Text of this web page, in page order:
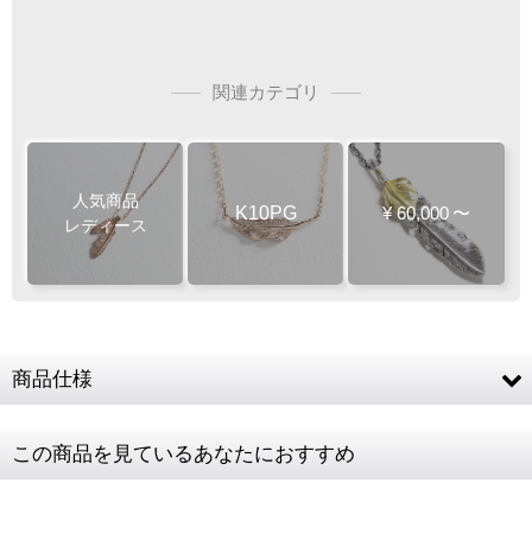
関連カテゴリ
人気商品
レディース
K10PG ¥ 60,000 〜
商品仕様
フェザー左 約14 × 3mm
この商品を見ているあなたにおすすめ